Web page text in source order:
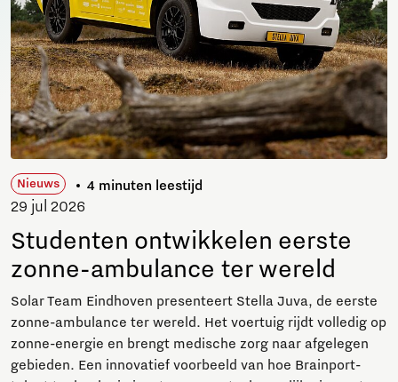
Nieuws 4 minuten leestijd
29 jul 2026
Studenten ontwikkelen eerste
zonne-ambulance ter wereld
Solar Team Eindhoven presenteert Stella Juva, de eerste
zonne-ambulance ter wereld. Het voertuig rijdt volledig op
zonne-energie en brengt medische zorg naar afgelegen
gebieden. Een innovatief voorbeeld van hoe Brainport-